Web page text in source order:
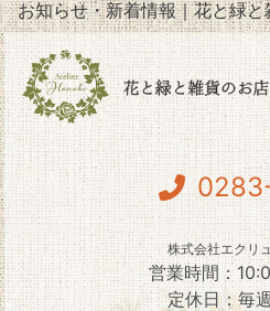
お知らせ・新着情報｜花と緑
株式会社エクリ
営業時間：
定休日：毎